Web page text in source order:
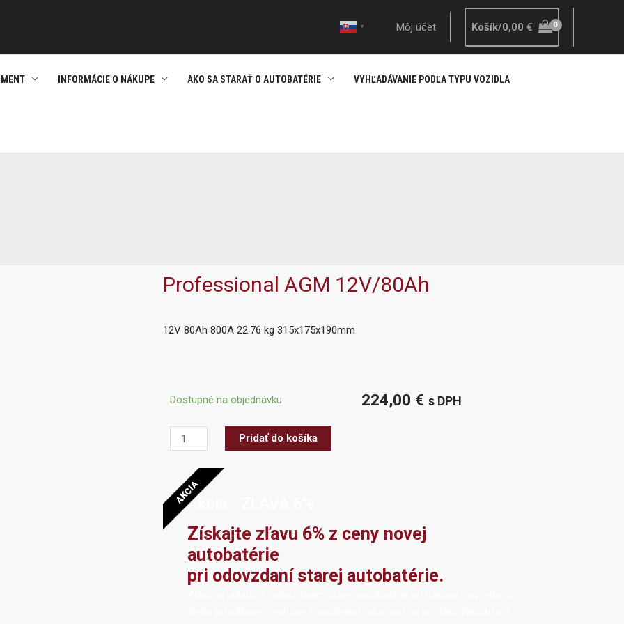
▼ Môj účet Košík/0,00 €
INFORMÁCIE O NÁKUPE AKO SA STARAŤ O AUTOBATÉRIE VYHĽADÁVANIE PODĽA TYPU VOZIDLA
Professional AGM 12V/80Ah
12V 80Ah 800A 22.76 kg 315x175x190mm
Dostupné na objednávku
množstvo
AGM
12V/80Ah
Pridať do košíka
224,00 € s DPH
Akcia - ZĽAVA 6%
Získajte zľavu 6% z ceny novej
autobatérie
pri odovzdaní starej autobatérie.
AKCIA